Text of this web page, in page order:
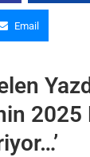
Email
2025